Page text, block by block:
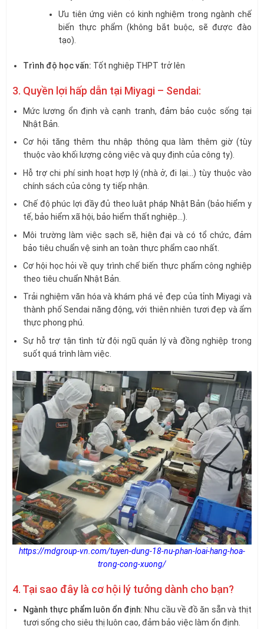
Ưu tiên ứng viên có kinh nghiệm trong ngành chế
biến thực phẩm (không bắt buộc, sẽ được đào
tạo).
Trình độ học vấn: Tốt nghiệp THPT trở lên
3. Quyền lợi hấp dẫn tại Miyagi – Sendai:
Mức lương ổn định và cạnh tranh, đảm bảo cuộc sống tại
Nhật Bản.
Cơ hội tăng thêm thu nhập thông qua làm thêm giờ (tùy
thuộc vào khối lượng công việc và quy định của công ty).
Hỗ trợ chi phí sinh hoạt hợp lý (nhà ở, đi lại…) tùy thuộc vào
chính sách của công ty tiếp nhận.
Chế độ phúc lợi đầy đủ theo luật pháp Nhật Bản (bảo hiểm y
tế, bảo hiểm xã hội, bảo hiểm thất nghiệp…).
Môi trường làm việc sạch sẽ, hiện đại và có tổ chức, đảm
bảo tiêu chuẩn vệ sinh an toàn thực phẩm cao nhất.
Cơ hội học hỏi về quy trình chế biến thực phẩm công nghiệp
theo tiêu chuẩn Nhật Bản.
Trải nghiệm văn hóa và khám phá vẻ đẹp của tỉnh Miyagi và
thành phố Sendai năng động, với thiên nhiên tươi đẹp và ẩm
thực phong phú.
Sự hỗ trợ tận tình từ đội ngũ quản lý và đồng nghiệp trong
suốt quá trình làm việc.
https://mdgroup-vn.com/tuyen-dung-18-nu-phan-loai-hang-hoa-
trong-cong-xuong/
4. Tại sao đây là cơ hội lý tưởng dành cho bạn?
Ngành thực phẩm luôn ổn định: Nhu cầu về đồ ăn sẵn và thịt
tươi sống cho siêu thị luôn cao, đảm bảo việc làm ổn định.